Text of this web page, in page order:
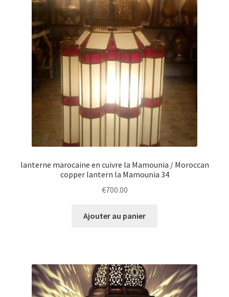
lanterne marocaine en cuivre la Mamounia / Moroccan
copper lantern la Mamounia 34
€700.00
Ajouter au panier